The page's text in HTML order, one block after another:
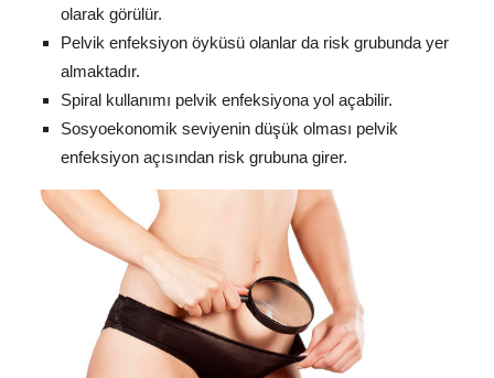
olarak görülür.
Pelvik enfeksiyon öyküsü olanlar da risk grubunda yer
almaktadır.
Spiral kullanımı pelvik enfeksiyona yol açabilir.
Sosyoekonomik seviyenin düşük olması pelvik
enfeksiyon açısından risk grubuna girer.